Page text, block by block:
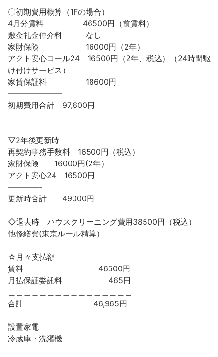
〇初期費用概算（1Fの場合）
4月分賃料 46500円（前賃料）
敷金礼金仲介料 なし
家財保険 16000円（2年）
アクト安心コール24 16500円（2年、税込）（24時間駆
け付けサービス）
家賃保証料 18600円
———————
初期費用合計 97,600円
▽2年後更新時
再契約事務手数料 16500円（税込）
家財保険 16000円(2年）
アクト安心24 16500円
————-
更新時合計 49000円
◇退去時 ハウスクリーニング費用38500円（税込）
他修繕費(東京ルール精算）
☆月々支払額
賃料 46500円
月払保証委託料 465円
合計 46,965円
設置家電
冷蔵庫・洗濯機